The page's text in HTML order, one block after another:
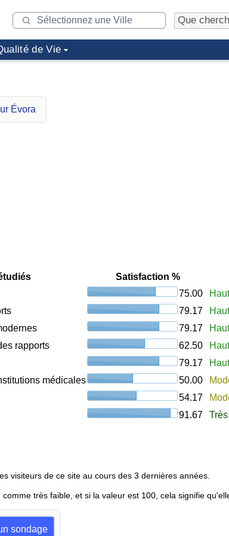
de Vie
Évora
Satisfaction %
75.00
Haut
79.17
Haut
79.17
Haut
rapports
62.50
Haut
79.17
Haut
médicales
50.00
54.17
91.67
visiteurs de ce site au cours des 3 dernières années.
très faible, et si la valeur est 100, cela signifie
sondage